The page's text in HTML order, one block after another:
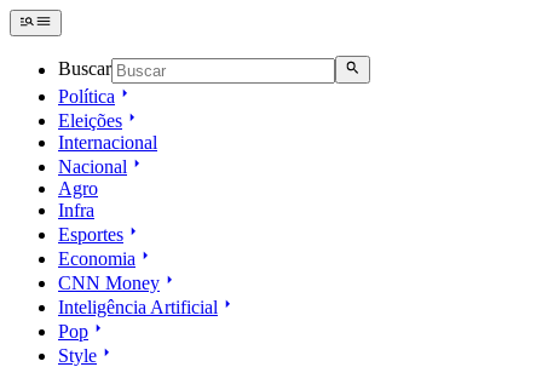
Buscar
Política
Eleições
Internacional
Nacional
Agro
Infra
Esportes
Economia
CNN Money
Inteligência Artificial
Pop
Style